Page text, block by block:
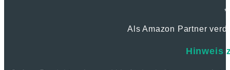
*
Als Amazon Partner
Hinweis